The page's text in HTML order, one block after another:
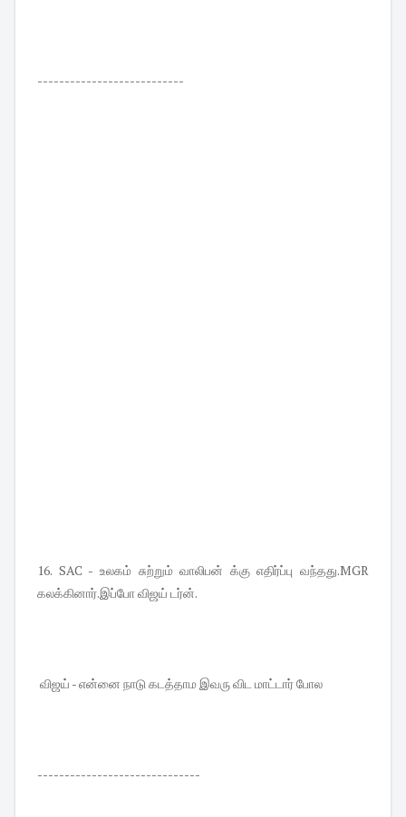
---------------------------
16. SAC - உலகம் சுற்றும் வாலிபன் க்கு எதிர்ப்பு வந்தது.MGR
கலக்கினார்.இப்போ விஜய் டர்ன்.
விஜய் - என்னை நாடு கடத்தாம இவரு விட மாட்டார் போல
------------------------------